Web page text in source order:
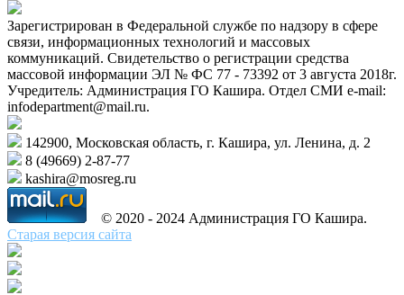
Зарегистрирован в Федеральной службе по надзору в сфере
связи, информационных технологий и массовых
коммуникаций. Свидетельство о регистрации средства
массовой информации ЭЛ № ФС 77 - 73392 от 3 августа 2018г.
Учредитель: Администрация ГО Кашира. Отдел СМИ e-mail:
infodepartment@mail.ru.
142900, Московская область, г. Кашира, ул. Ленина, д. 2
8 (49669) 2-87-77
kashira@mosreg.ru
© 2020 - 2024 Администрация ГО Кашира.
Старая версия сайта